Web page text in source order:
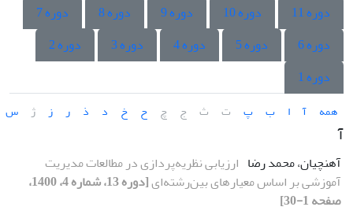
دوره 11
دوره 10 دوره 9 دوره 8
دوره 7
دوره 6
دوره 5 دوره 4 دوره 3
دوره 2
دوره 1
همه آ ا ب پ ت ث ج چ ح خ د ذ ر ز ژ س
آ
آهنچیان، محمد رضا ارزیابی نظریه‌پردازی در مطالعات مدیریت
آموزشی بر اساس معیارهای بین‌رشته‌ای
[دوره 13، شماره 4، 1400،
صفحه 1-30]